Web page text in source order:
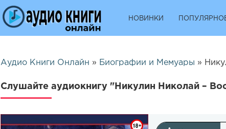
НОВИНКИ
Аудио Книги Онлайн » Биографии и Мемуары »
Слушайте аудиокнигу "Никулин Николай –